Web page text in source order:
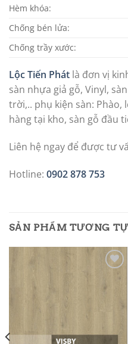
Hèm khóa:
Chống bén lửa:
Chống trầy xước:
Lộc Tiến Phát là đơn vị
sàn nhựa giả gỗ, Vinyl,
trời,.. phụ kiện sàn: Phào,
hàng tại kho, sàn gỗ đầu
Liên hệ ngay để được tư
Hotline: 0902 878 753
SẢN PHẨM TƯƠNG TỰ
Add to